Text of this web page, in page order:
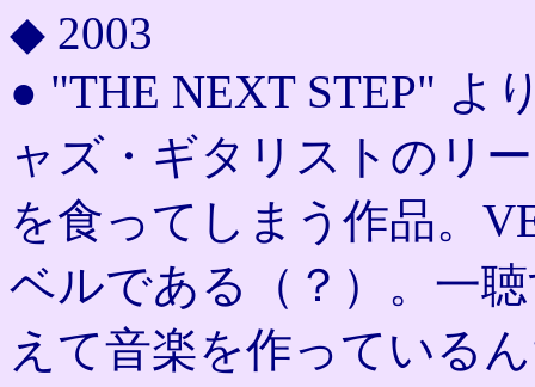
◆ 2003
● "THE NEXT STEP" よ
ャズ・ギタリストのリ
を食ってしまう作品。
ベルである（？）。一
えて音楽を作っている